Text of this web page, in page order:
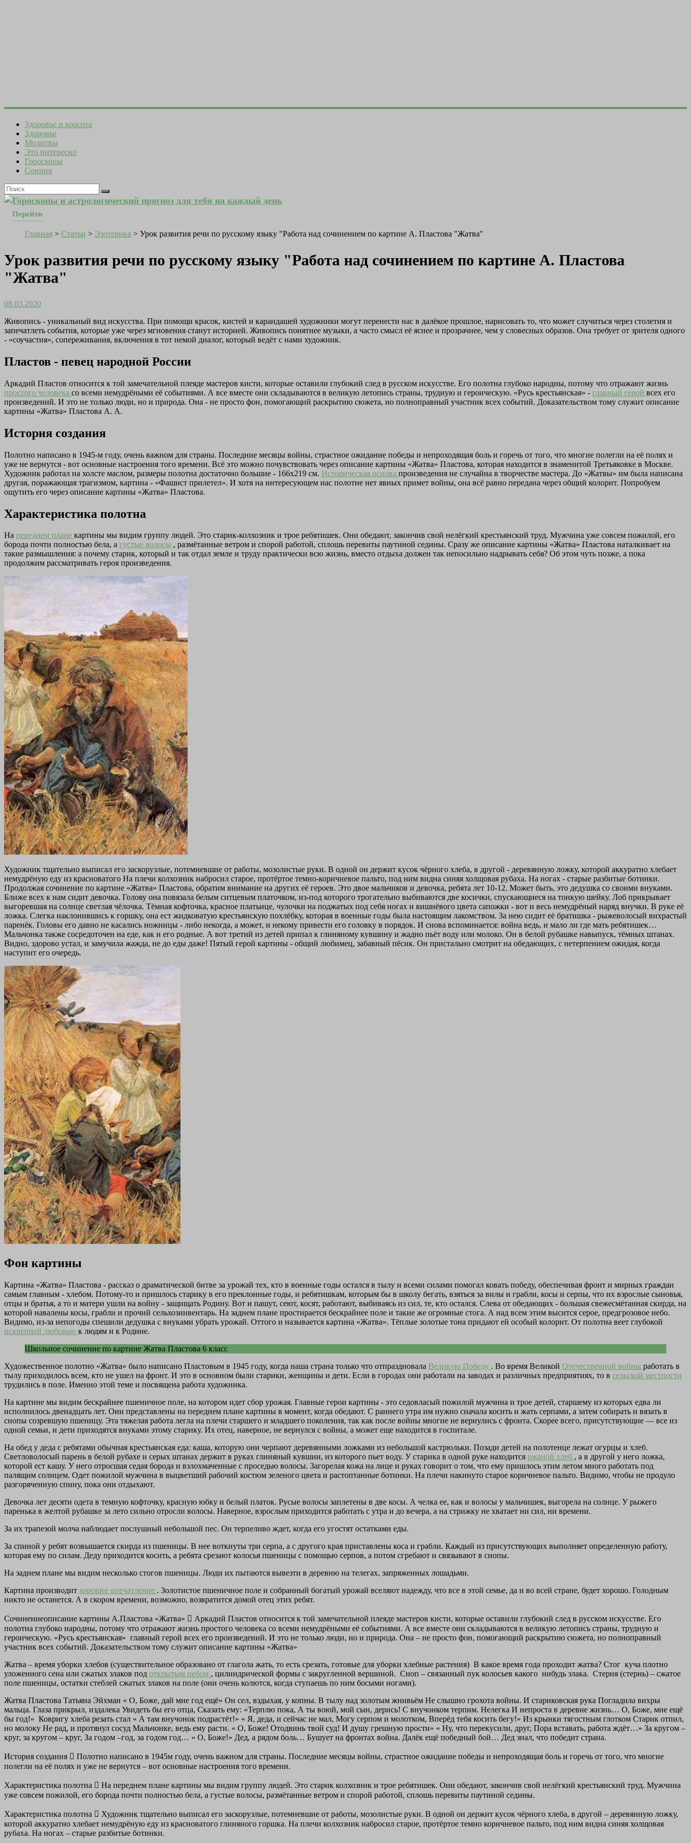
Здоровье и красота
Здоровье
Молитвы
Это интересно
Гороскопы
Сонник
Гороскопы и астрологический прогноз для тебя на каждый день
Перейти
Главная > Статьи > Эзотерика > Урок развития речи по русскому языку "Работа над сочинением по картине А. Пластова "Жатва"
Урок развития речи по русскому языку "Работа над сочинением по картине А. Пластова
"Жатва"
08.03.2020
Живопись - уникальный вид искусства. При помощи красок, кистей и карандашей художники могут перенести нас в далёкое прошлое, нарисовать то, что может случиться через столетия и
запечатлеть события, которые уже через мгновения станут историей. Живопись понятнее музыки, а часто смысл её яснее и прозрачнее, чем у словесных образов. Она требует от зрителя одного
- «соучастия», сопереживания, включения в тот немой диалог, который ведёт с нами художник.
Пластов - певец народной России
Аркадий Пластов относится к той замечательной плеяде мастеров кисти, которые оставили глубокий след в русском искусстве. Его полотна глубоко народны, потому что отражают жизнь
простого человека со всеми немудрёными её событиями. А все вместе они складываются в великую летопись страны, трудную и героическую. «Русь крестьянская» - главный герой всех его
произведений. И это не только люди, но и природа. Она - не просто фон, помогающий раскрытию сюжета, но полноправный участник всех событий. Доказательством тому служит описание
картины «Жатва» Пластова А. А.
История создания
Полотно написано в 1945-м году, очень важном для страны. Последние месяцы войны, страстное ожидание победы и непроходящая боль и горечь от того, что многие полегли на её полях и
уже не вернутся - вот основные настроения того времени. Всё это можно почувствовать через описание картины «Жатва» Пластова, которая находится в знаменитой Третьяковке в Москве.
Художник работал на холсте маслом, размеры полотна достаточно большие - 166х219 см. Историческая основа произведения не случайна в творчестве мастера. До «Жатвы» им была написана
другая, поражающая трагизмом, картина - «Фашист прилетел». И хотя на интересующем нас полотне нет явных примет войны, она всё равно передана через общий колорит. Попробуем
ощутить его через описание картины «Жатва» Пластова.
Характеристика полотна
На переднем плане картины мы видим группу людей. Это старик-колхозник и трое ребятишек. Они обедают, закончив свой нелёгкий крестьянский труд. Мужчина уже совсем пожилой, его
борода почти полностью бела, а густые волосы , размётанные ветром и спорой работой, сплошь перевиты паутиной седины. Сразу же описание картины «Жатва» Пластова наталкивает на
такие размышления: а почему старик, который и так отдал земле и труду практически всю жизнь, вместо отдыха должен так непосильно надрывать себя? Об этом чуть позже, а пока
продолжим рассматривать героя произведения.
Художник тщательно выписал его заскорузлые, потемневшие от работы, мозолистые руки. В одной он держит кусок чёрного хлеба, в другой - деревянную ложку, которой аккуратно хлебает
немудрёную еду из красноватого На плечи колхозник набросил старое, протёртое темно-коричневое пальто, под ним видна синяя холщовая рубаха. На ногах - старые разбитые ботинки.
Продолжая сочинение по картине «Жатва» Пластова, обратим внимание на других её героев. Это двое мальчиков и девочка, ребята лет 10-12. Может быть, это дедушка со своими внуками.
Ближе всех к нам сидит девочка. Голову она повязала белым ситцевым платочком, из-под которого трогательно выбиваются две косички, спускающиеся на тонкую шейку. Лоб прикрывает
выгоревшая на солнце светлая чёлочка. Тёмная кофточка, красное платьице, чулочки на поджатых под себя ногах и вишнёвого цвета сапожки - вот и весь немудрёный наряд внучки. В руке её
ложка. Слегка наклонившись к горшку, она ест жидковатую крестьянскую похлёбку, которая в военные годы была настоящим лакомством. За нею сидит её братишка - рыжеволосый вихрастый
паренёк. Головы его давно не касались ножницы - либо некогда, а может, и некому привести его головку в порядок. И снова вспоминается: война ведь, и мало ли где мать ребятишек…
Мальчонка также сосредоточен на еде, как и его родные. А вот третий из детей припал к глиняному кувшину и жадно пьёт воду или молоко. Он в белой рубашке навыпуск, тёмных штанах.
Видно, здорово устал, и замучила жажда, не до еды даже! Пятый герой картины - общий любимец, забавный пёсик. Он пристально смотрит на обедающих, с нетерпением ожидая, когда
наступит его очередь.
Фон картины
Картина «Жатва» Пластова - рассказ о драматической битве за урожай тех, кто в военные годы остался в тылу и всеми силами помогал ковать победу, обеспечивая фронт и мирных граждан
самым главным - хлебом. Потому-то и пришлось старику в его преклонные годы, и ребятишкам, которым бы в школу бегать, взяться за вилы и грабли, косы и серпы, что их взрослые сыновья,
отцы и братья, а то и матери ушли на войну - защищать Родину. Вот и пашут, сеют, косят, работают, выбиваясь из сил, те, кто остался. Слева от обедающих - большая свежесмётанная скирда, на
которой навалены косы, грабли и прочий сельхозинвентарь. На заднем плане простирается бескрайнее поле и такие же огромные стога. А над всем этим высится серое, предгрозовое небо.
Видимо, из-за непогоды спешили дедушка с внуками убрать урожай. Оттого и называется картина «Жатва». Тёплые золотые тона придают ей особый колорит. От полотна веет глубокой
искренней любовью к людям и к Родине.
Школьное сочинение по картине Жатва Пластова 6 класс
Художественное полотно «Жатва» было написано Пластовым в 1945 году, когда наша страна только что отпраздновала Великую Победу . Во время Великой Отечественной войны работать в
тылу приходилось всем, кто не ушел на фронт. И это в основном были старики, женщины и дети. Если в городах они работали на заводах и различных предприятиях, то в сельской местности
трудились в поле. Именно этой теме и посвящена работа художника.
На картине мы видим бескрайнее пшеничное поле, на котором идет сбор урожая. Главные герои картины - это седовласый пожилой мужчина и трое детей, старшему из которых едва ли
исполнилось двенадцать лет. Они представлены на переднем плане картины в момент, когда обедают. С раннего утра им нужно сначала косить и жать серпами, а затем собирать и вязать в
снопы созревшую пшеницу. Эта тяжелая работа легла на плечи старшего и младшего поколения, так как после войны многие не вернулись с фронта. Скорее всего, присутствующие — все из
одной семьи, и дети приходятся внуками этому старику. Их отец, наверное, не вернулся с войны, а может еще находится в госпитале.
На обед у деда с ребятами обычная крестьянская еда: каша, которую они черпают деревянными ложками из небольшой кастрюльки. Позади детей на полотенце лежат огурцы и хлеб.
Светловолосый парень в белой рубахе и серых штанах держит в руках глиняный кувшин, из которого пьет воду. У старика в одной руке находится ржаной хлеб , а в другой у него ложка,
которой ест кашу. У него отросшая седая борода и взлохмаченные с проседью волосы. Загорелая кожа на лице и руках говорит о том, что ему пришлось этим летом много работать под
палящим солнцем. Одет пожилой мужчина в выцветший рабочий костюм зеленого цвета и растоптанные ботинки. На плечи накинуто старое коричневое пальто. Видимо, чтобы не продуло
разгоряченную спину, пока они отдыхают.
Девочка лет десяти одета в темную кофточку, красную юбку и белый платок. Русые волосы заплетены в две косы. А челка ее, как и волосы у мальчишек, выгорела на солнце. У рыжего
паренька в желтой рубашке за лето сильно отросли волосы. Наверное, взрослым приходится работать с утра и до вечера, а на стрижку не хватает ни сил, ни времени.
За их трапезой молча наблюдает послушный небольшой пес. Он терпеливо ждет, когда его угостят остатками еды.
За спиной у ребят возвышается скирда из пшеницы. В нее воткнуты три серпа, а с другого края приставлены коса и грабли. Каждый из присутствующих выполняет определенную работу,
которая ему по силам. Деду приходится косить, а ребята срезают колосья пшеницы с помощью серпов, а потом сгребают и связывают в снопы.
На заднем плане мы видим несколько стогов пшеницы. Люди их пытаются вывезти в деревню на телегах, запряженных лошадьми.
Картина производит хорошее впечатление . Золотистое пшеничное поле и собранный богатый урожай вселяют надежду, что все в этой семье, да и во всей стране, будет хорошо. Голодным
никто не останется. А в скором времени, возможно, возвратится домой отец этих ребят.
Сочинение­описание картины А.Пластова «Жатва»  Аркадий Пластов относится к той замечательной плеяде мастеров кисти, которые оставили глубокий след в русском искусстве. Его
полотна глубоко народны, потому что отражают жизнь простого человека со всеми немудрёными её событиями. А все вместе они складываются в великую летопись страны, трудную и
героическую. «Русь крестьянская» ­ главный герой всех его произведений. И это не только люди, но и природа. Она – не просто фон, помогающий раскрытию сюжета, но полноправный
участник всех событий. Доказательством тому служит описание картины «Жатва»
Жатва – время уборки хлебов (существительное образовано от глагола жать, то есть срезать, готовые для уборки хлебные растения) ­ В какое время года проходит жатва? Стог ­ куча плотно
уложенного сена или сжатых злаков под открытым небом , цилиндрической формы с закругленной вершиной. ­ Сноп – связанный пук колосьев какого ­ нибудь злака. ­ Стерня (стернь) – сжатое
поле пшеницы, остатки стеблей сжатых злаков на поле (они очень колются, когда ступаешь по ним босыми ногами).
Жатва Пластова Татьяна Эйхман « О, Боже, дай мне год ещё» Он сел, вздыхая, у копны. В тылу над золотым жнивьём Не слышно грохота войны. И стариковская рука Погладила вихры
мальца. Глаза прикрыл, издалека Увидеть бы его отца, Сказать ему: «Терплю пока, А ты воюй, мой сын, дерись! С внучонком терпим. Нелегка И непроста в деревне жизнь… О, Боже, мне ещё
бы год!» ­ Ковригу хлеба резать стал­ « А там внучонок подрастёт!» « Я, деда, и сейчас не мал, Могу серпом и молотком, Вперёд тебя косить бегу!» Из крынки тягостным глотком Старик отпил,
но молоку Не рад, и протянул сосуд Мальчонке, ведь ему расти. « О, Боже! Отодвинь твой суд! И душу грешную прости» « Ну, что перекусили, друг, Пора вставать, работа ждёт…» За кругом –
круг, за кругом – круг, За годом –год, за годом­ год… « О, Боже!» Дед, а рядом боль… Бушует на фронтах война. Далёк ещё победный бой… Дед знал, что победит страна.
История создания  Полотно написано в 1945­м году, очень важном для страны. Последние месяцы войны, страстное ожидание победы и непроходящая боль и горечь от того, что многие
полегли на её полях и уже не вернутся – вот основные настроения того времени.
Характеристика полотна  На переднем плане картины мы видим группу людей. Это старик­ колхозник и трое ребятишек. Они обедают, закончив свой нелёгкий крестьянский труд. Мужчина
уже совсем пожилой, его борода почти полностью бела, а густые волосы, размётанные ветром и спорой работой, сплошь перевиты паутиной седины.
Характеристика полотна  Художник тщательно выписал его заскорузлые, потемневшие от работы, мозолистые руки. В одной он держит кусок чёрного хлеба, в другой – деревянную ложку,
которой аккуратно хлебает немудрёную еду из красноватого глиняного горшка. На плечи колхозник набросил старое, протёртое темно­ коричневое пальто, под ним видна синяя холщовая
рубаха. На ногах – старые разбитые ботинки.